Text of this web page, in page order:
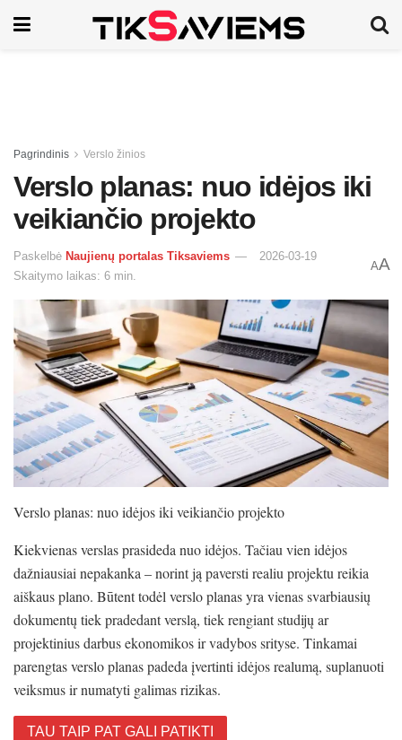
Pagrindinis Verslo žinios
Verslo planas: nuo idėjos iki
veikiančio projekto
Paskelbė Naujienų portalas Tiksaviems
2026-03-19
Skaitymo laikas: 6 min.
AA
Verslo planas: nuo idėjos iki veikiančio projekto
Kiekvienas verslas prasideda nuo idėjos. Tačiau vien idėjos
dažniausiai nepakanka – norint ją paversti realiu projektu reikia
aiškaus plano. Būtent todėl verslo planas yra vienas svarbiausių
dokumentų tiek pradedant verslą, tiek rengiant studijų ar
projektinius darbus ekonomikos ir vadybos srityse. Tinkamai
parengtas verslo planas padeda įvertinti idėjos realumą, suplanuoti
veiksmus ir numatyti galimas rizikas.
TAU TAIP PAT GALI PATIKTI